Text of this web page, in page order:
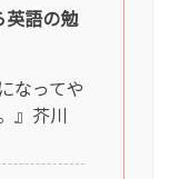
英語の勉
なってや
』芥川